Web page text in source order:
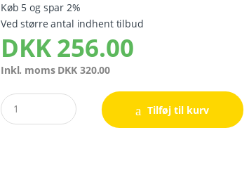
Køb 5 og spar 2%
Ved større antal indhent tilbud
DKK256.00
Inkl. moms DKK 320.00
Quantity
Tilføj til kurv